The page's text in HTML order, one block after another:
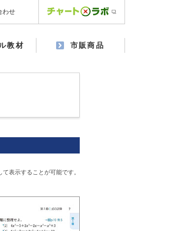
わせ
教材 市販商品
表示することが可能です。